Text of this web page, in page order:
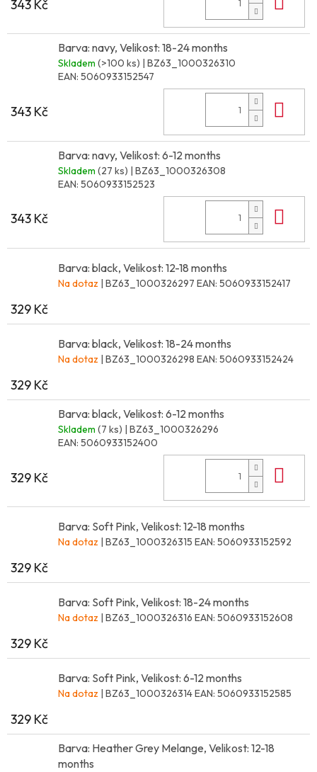
343 Kč
Barva: navy, Velikost: 18-24 months
Skladem (>100 ks) | BZ63_1000326310
EAN: 5060933152547
343 Kč
Barva: navy, Velikost: 6-12 months
Skladem (27 ks) | BZ63_1000326308
EAN: 5060933152523
343 Kč
Barva: black, Velikost: 12-18 months
Na dotaz | BZ63_1000326297 EAN: 5060933152417
329 Kč
Barva: black, Velikost: 18-24 months
Na dotaz | BZ63_1000326298 EAN: 5060933152424
329 Kč
Barva: black, Velikost: 6-12 months
Skladem (7 ks) | BZ63_1000326296
EAN: 5060933152400
329 Kč
Barva: Soft Pink, Velikost: 12-18 months
Na dotaz | BZ63_1000326315 EAN: 5060933152592
329 Kč
Barva: Soft Pink, Velikost: 18-24 months
Na dotaz | BZ63_1000326316 EAN: 5060933152608
329 Kč
Barva: Soft Pink, Velikost: 6-12 months
Na dotaz | BZ63_1000326314EAN: 5060933152585
329 Kč
Barva: Heather Grey Melange, Velikost: 12-18
months